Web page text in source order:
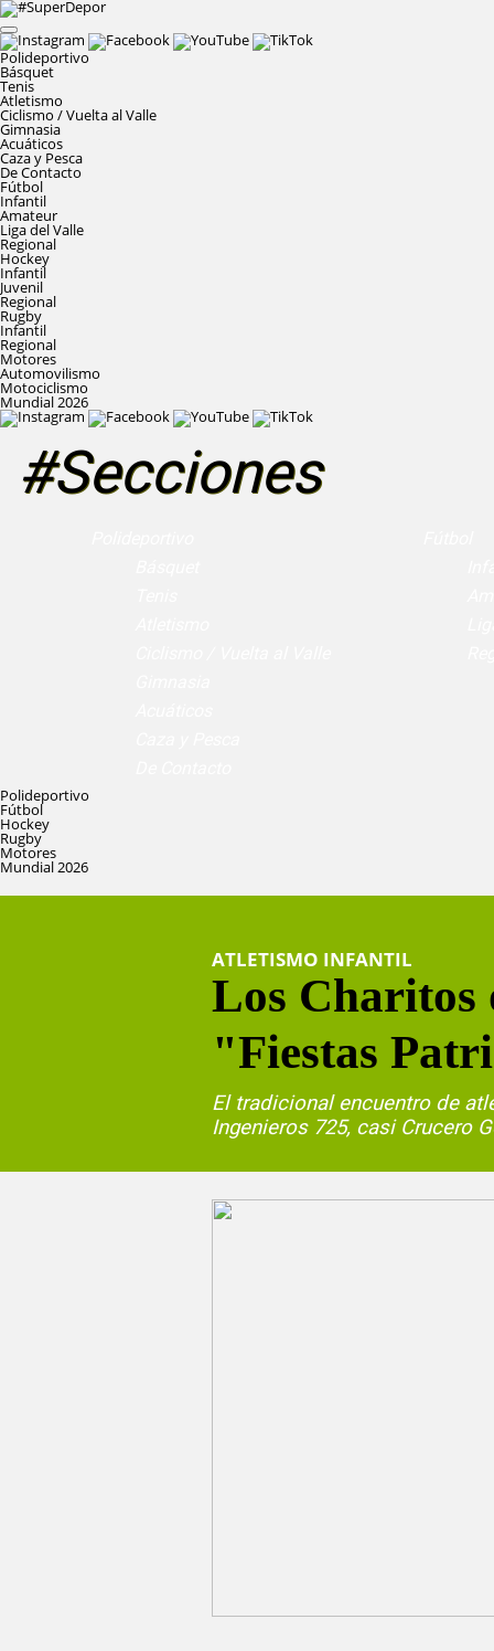
Polideportivo
Básquet
Tenis
Atletismo
Ciclismo / Vuelta al Valle
Gimnasia
Acuáticos
Caza y Pesca
De Contacto
Fútbol
Infantil
Amateur
Liga del Valle
Regional
Hockey
Infantil
Juvenil
Regional
Rugby
Infantil
Regional
Motores
Automovilismo
Motociclismo
Mundial 2026
#Secciones
Polideportivo
Fútbol
Hockey
Rugby
Motores
Mundial 2026
ATLETISMO INFANTIL
Los
"Fiestas
El tradicional encuentro de
Ingenieros 725, casi Crucero